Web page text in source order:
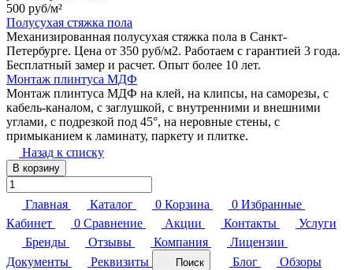
500 руб/м²
Полусухая стяжка пола
Механизированная полусухая стяжка пола в Санкт-
Петербурге. Цена от 350 руб/м2. Работаем с гарантией 3 года.
Бесплатный замер и расчет. Опыт более 10 лет.
Монтаж плинтуса МДФ
Монтаж плинтуса МДФ на клей, на клипсы, на саморезы, с
кабель-каналом, с заглушкой, с внутренними и внешними
углами, с подрезкой под 45°, на неровные стены, с
примыканием к ламинату, паркету и плитке.
Назад к списку
В корзину
Главная Каталог 0 Корзина 0 Избранные
Кабинет
0 Сравнение Акции Контакты
Услуги
Бренды
Отзывы Компания
Лицензии
Документы
Реквизиты Поиск Блог
Обзоры